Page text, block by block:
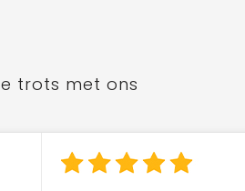
trots met ons